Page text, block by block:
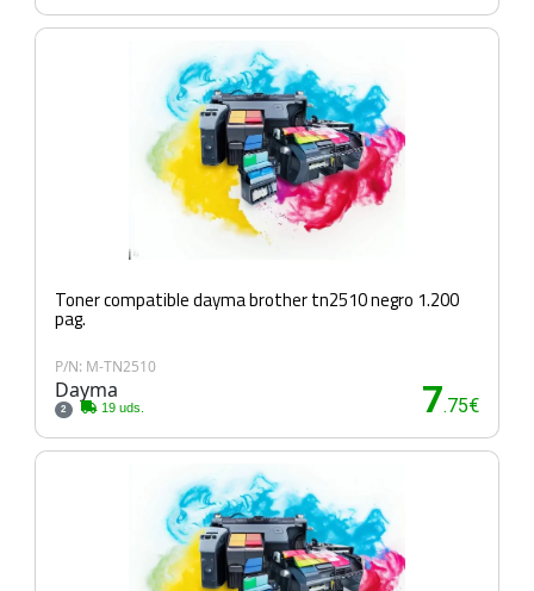
Toner compatible dayma brother tn2510 negro 1.200
pag.
P/N: M-TN2510
Dayma
2 19 uds. 7.75€